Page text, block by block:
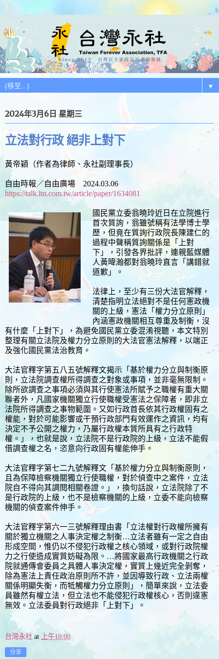
▼
2024年3月6日 星期三
立法對行政 絕非上對下
黃帝穎（作者為律師、永社副理事長）
自由時報／自由廣場 2024.03.06
https://talk.ltn.com.tw/article/paper/1634081
國民黨立委翁曉玲近日在立院進行
首次質詢，翁雖號稱有法學博士學
歷，但竟在質詢行政院長陳建仁的
過程中聲稱質詢關係是「上對
下」，引發各界批評，連親藍媒體
人黃暐瀚都對翁曉玲直言「講錯就
道歉」。
法律上，至少有三份大法官解釋，
清楚指明立法絕對不是任何憲政機
關的上級，憲法「權力分立原則」
內涵憲政機關相互尊重及制衡，沒
有什麼「上對下」，為避免國民黨立委混淆視聽，本文特別
整理有關立法院及權力分立原則的大法官憲法解釋，以端正
及強化國民黨法治教育。
大法官釋字第五八五號解釋文揭示「基於權力分立與制衡原
則，立法院調查權所得調查之對象或事項，並非毫無限制。
除所欲調查之事項必須與其行使憲法所賦予之職權有重大關
聯者外，凡國家機關獨立行使職權受憲法之保障者，即非立
法院所得調查之事物範圍。又如行政首長依其行政權固有之
權能，對於可能影響或干預行政部門有效運作之資訊，均有
決定不予公開之權力，乃屬行政權本質所具有之行政特
權。」，也就是說，立法院不是行政院的上級，立法不能假
借調查權之名，恣意向行政固有權能伸手。
大法官釋字第七二九號解釋文「基於權力分立與制衡原則，
且為保障檢察機關獨立行使職權，對於偵查中之案件，立法
院自不得向其調閱相關卷證。」，換句話說，立法院除了不
是行政院的上級，也不是檢察機關的上級，立委不能向檢察
機關的偵查案件伸手。
大法官釋字第六一三號解釋理由書「立法權對行政權所擁有
關於獨立機關之人事決定權之制衡…立法者雖有一定之自由
形成空間，惟仍以不侵犯行政權之核心領域，或對行政院權
力之行使造成實質妨礙為限。…將國家最高行政機關之行政
院就通傳會委員之具體人事決定權，實質上幾近完全剝奪，
除為憲法上責任政治原則所不許，並因導致行政、立法兩權
關係明顯失衡，而牴觸權力分立原則」，簡單來說，立法委
員雖然有權立法，但立法也不能侵犯行政權核心，否則違憲
無效。立法委員對行政絕非「上對下」。
台灣永社 at 上午10:00
分享